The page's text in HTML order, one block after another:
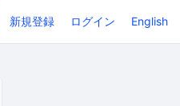
新規登録 ログイン English